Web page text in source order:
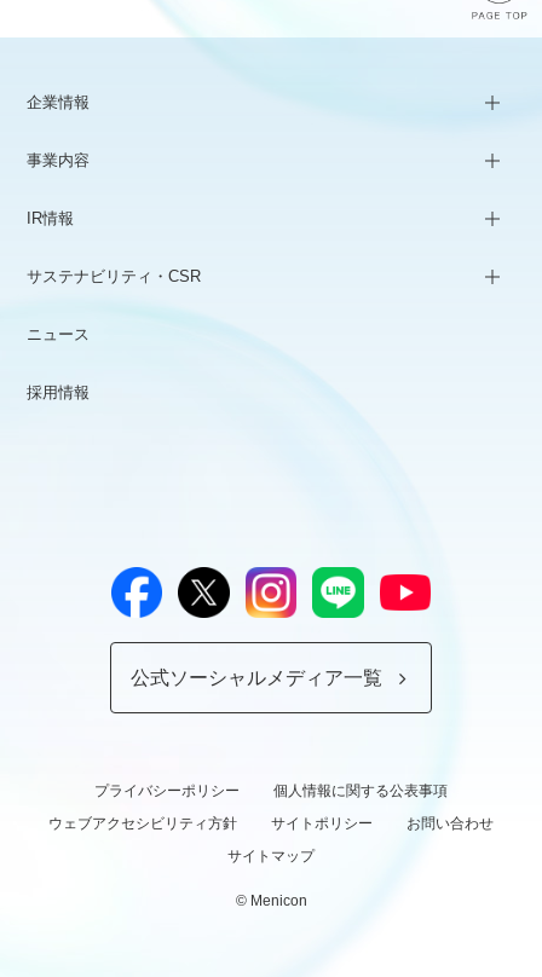
企業情報
事業内容
IR情報
サステナビリティ・CSR
ニュース
採用情報
公式ソーシャルメディア一覧
プライバシーポリシー
個人情報に関する公表事項
ウェブアクセシビリティ方針
サイトポリシー
お問い合わせ
サイトマップ
© Menicon